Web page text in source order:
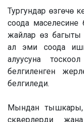
Тургундар өзгөчө
соода
жайлар өз багыты
ал эми соода
алуусуна
белгиленген
белгиледи.
Мындан тышкары,
скверлерди